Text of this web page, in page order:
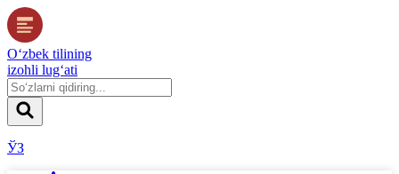
O‘zbek tilining
izohli lug‘ati
ЎЗ